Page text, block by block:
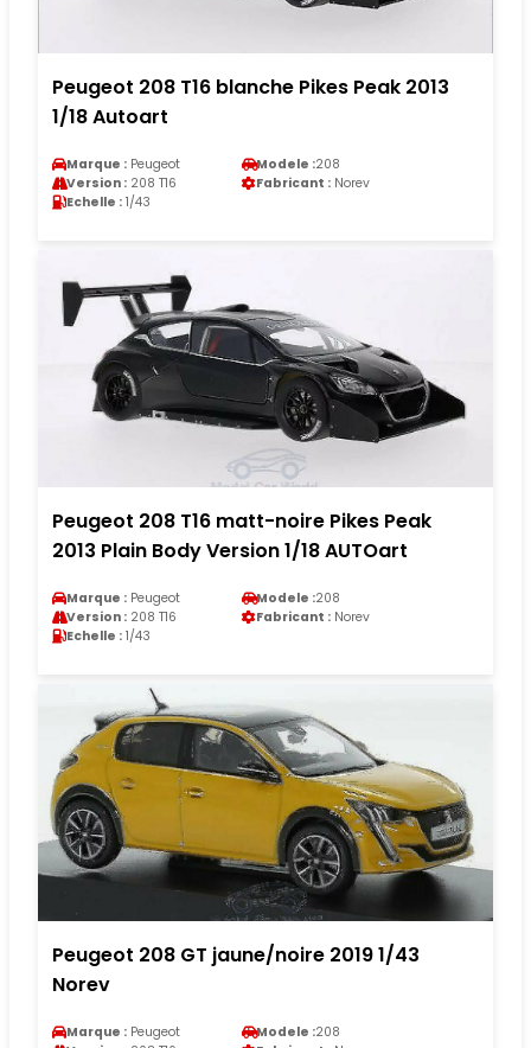
Peugeot 208 T16 blanche Pikes Peak 2013
1/18 Autoart
Marque : Peugeot Modele :208
Version : 208 T16 Fabricant : Norev
Echelle : 1/43
Peugeot 208 T16 matt-noire Pikes Peak
2013 Plain Body Version 1/18 AUTOart
Marque : Peugeot Modele :208
Version : 208 T16 Fabricant : Norev
Echelle : 1/43
Peugeot 208 GT jaune/noire 2019 1/43
Norev
Marque : Peugeot Modele :208